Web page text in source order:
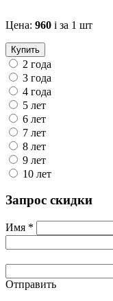
Цена: 960 i за 1 шт
Купить
2 года
3 года
4 года
5 лет
6 лет
7 лет
8 лет
9 лет
10 лет
Запрос скидки
Имя *
Отправить